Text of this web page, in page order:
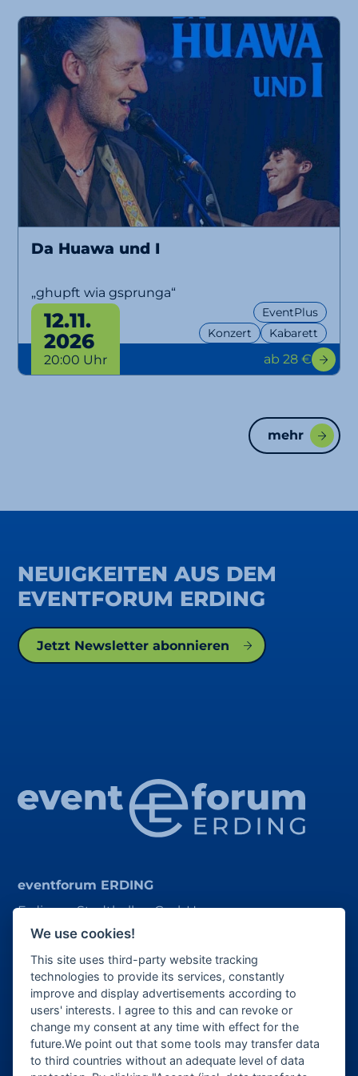
Da Huawa und I
„ghupft wia gsprunga“
Konzert Kabarett
EventPlus
12.11.
2026
20:00 Uhr ab 28 €
mehr
NEUIGKEITEN AUS DEM
EVENTFORUM ERDING
Jetzt Newsletter abonnieren
eventforum ERDING
Erdinger Stadthallen GmbH
Alois-Schießl-Platz 1
85435 Erding
ticket@eventforum-erding.de
veranstaltung@eventforum-erding.de
We use cookies!
This site uses third-party website tracking
technologies to provide its services, constantly
improve and display advertisements according to
users' interests. I agree to this and can revoke or
change my consent at any time with effect for the
future.We point out that some tools may transfer data
to third countries without an adequate level of data